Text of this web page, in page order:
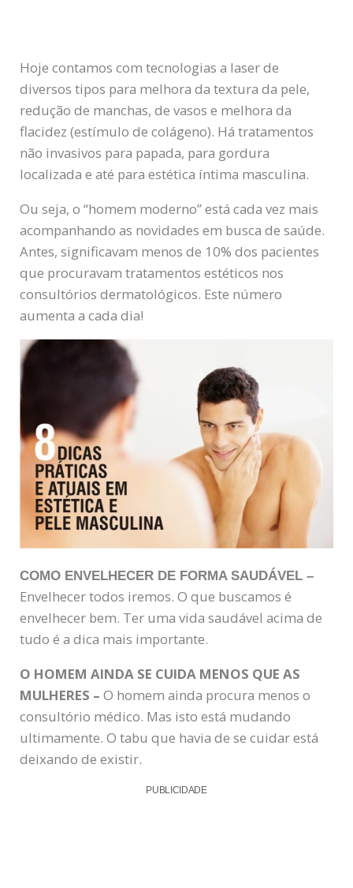
Hoje contamos com tecnologias a laser de
diversos tipos para melhora da textura da pele,
redução de manchas, de vasos e melhora da
flacidez (estímulo de colágeno). Há tratamentos
não invasivos para papada, para gordura
localizada e até para estética íntima masculina.
Ou seja, o “homem moderno” está cada vez mais
acompanhando as novidades em busca de saúde.
Antes, significavam menos de 10% dos pacientes
que procuravam tratamentos estéticos nos
consultórios dermatológicos. Este número
aumenta a cada dia!
COMO ENVELHECER DE FORMA SAUDÁVEL –
Envelhecer todos iremos. O que buscamos é
envelhecer bem. Ter uma vida saudável acima de
tudo é a dica mais importante.
O HOMEM AINDA SE CUIDA MENOS QUE AS
MULHERES – O homem ainda procura menos o
consultório médico. Mas isto está mudando
ultimamente. O tabu que havia de se cuidar está
deixando de existir.
PUBLICIDADE